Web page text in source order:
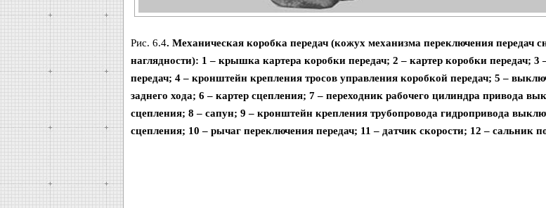
Рис. 6.4. Механическая коробка передач (кожух механизма переключения передач
наглядности): 1 – крышка картера коробки передач; 2 – картер коробки передач; 3
передач; 4 – кронштейн крепления тросов управления коробкой передач; 5 –
заднего хода; 6 – картер сцепления; 7 – переходник рабочего цилиндра привода
сцепления; 8 – сапун; 9 – кронштейн крепления трубопровода гидропривода
сцепления; 10 – рычаг переключения передач; 11 – датчик скорости; 12 – сальник